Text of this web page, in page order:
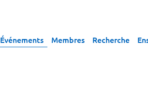
Événements Membres Recherche